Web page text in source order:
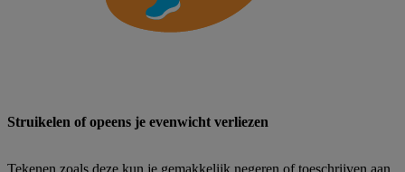
Struikelen of opeens je evenwicht verliezen